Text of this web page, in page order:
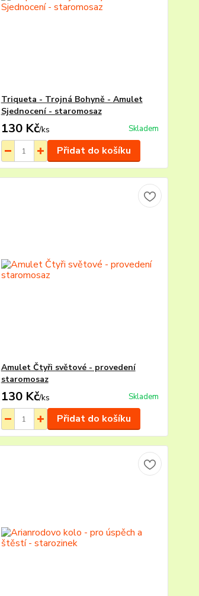
Triqueta - Trojná Bohyně - Amulet
Sjednocení - staromosaz
130 Kč/ks Skladem
Přidat do košíku
Amulet Čtyři světové - provedení
staromosaz
130 Kč/ks Skladem
Přidat do košíku